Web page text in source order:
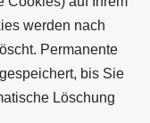
werden nach
Permanente
bis Sie
Löschung